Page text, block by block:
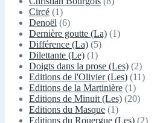
Circé (1)
Denoël (6)
Dernière goutte (La) (1)
Différence (La) (5)
Dilettante (Le) (1)
Doigts dans la prose (Les) (2)
Editions de l'Olivier (Les) (11)
Editions de la Martinière (1)
Editions de Minuit (Les) (20)
Editions du Masque (1)
Editions du Rouergue (Les) (2)